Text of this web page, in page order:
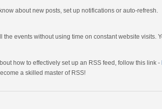
about new posts, set up notifications or auto-refresh.
events without using time on constant website visits.
how to effectively set up an RSS feed, follow this link -
a skilled master of RSS!